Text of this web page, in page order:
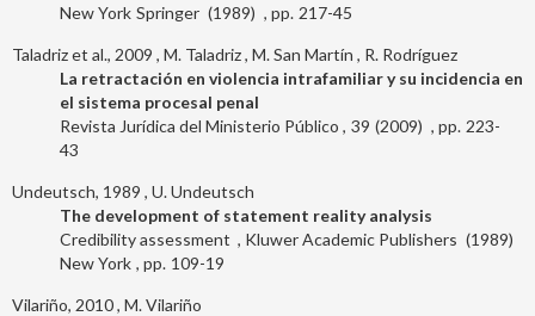
Springer
New York 1989 217-45
Taladriz et al., 2009 M. Taladriz M. San Martín
R. Rodríguez
La retractación en violencia intrafamiliar y su incidencia en
el sistema procesal penal
Revista Jurídica del Ministerio Público
39 2009
223-
43
Undeutsch, 1989 U. Undeutsch
The development of statement reality analysis
Credibility assessment
Kluwer Academic Publishers
New York
1989
109-19
Vilariño, 2010 M. Vilariño